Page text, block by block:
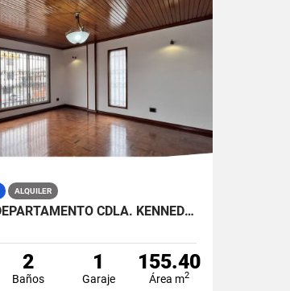
ALQUILER
ALQUILER DEPARTAMENTO CDLA. KENNEDY,GYE (CAROZE)
2
Baños
1
Garaje
155.40
Área m2